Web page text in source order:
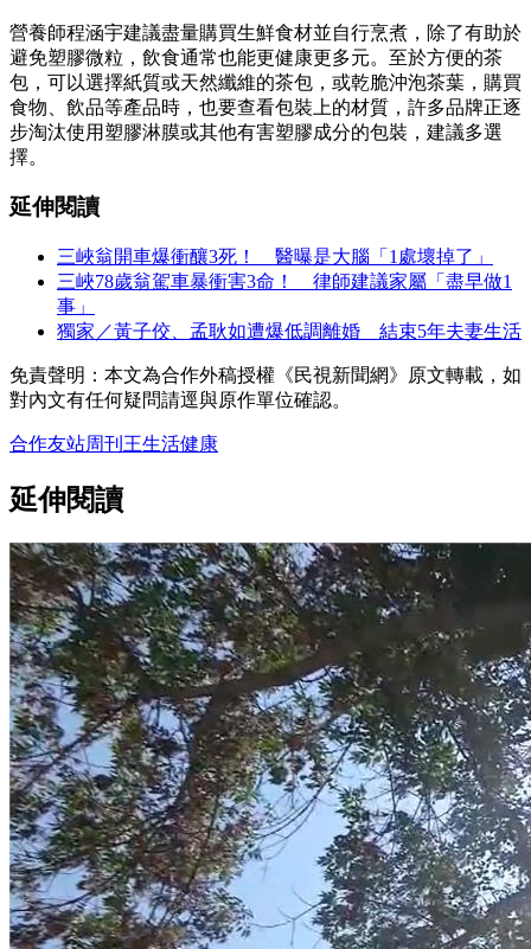
營養師程涵宇建議盡量購買生鮮食材並自行烹煮，除了有助於
避免塑膠微粒，飲食通常也能更健康更多元。至於方便的茶
包，可以選擇紙質或天然纖維的茶包，或乾脆沖泡茶葉，購買
食物、飲品等產品時，也要查看包裝上的材質，許多品牌正逐
步淘汰使用塑膠淋膜或其他有害塑膠成分的包裝，建議多選
擇。
延伸閱讀
三峽翁開車爆衝釀3死！ 醫曝是大腦「1處壞掉了」
三峽78歲翁駕車暴衝害3命！ 律師建議家屬「盡早做1
事」
獨家／黃子佼、孟耿如遭爆低調離婚 結束5年夫妻生活
免責聲明：本文為合作外稿授權《民視新聞網》原文轉載，如
對內文有任何疑問請逕與原作單位確認。
合作友站周刊王生活健康
延伸閱讀